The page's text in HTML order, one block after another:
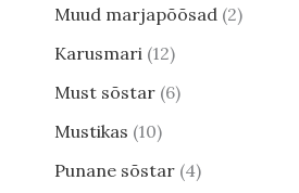
Muud marjapõõsad 2
Karusmari 12
Must sõstar 6
Mustikas 10
Punane sõstar 4